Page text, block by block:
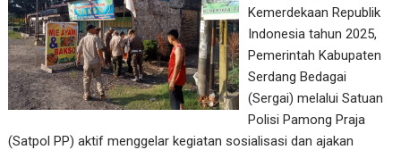
Kemerdekaan Republik
Indonesia tahun 2025,
Pemerintah Kabupaten
Serdang Bedagai
(Sergai) melalui Satuan
Polisi Pamong Praja
(Satpol PP) aktif menggelar kegiatan sosialisasi dan ajakan